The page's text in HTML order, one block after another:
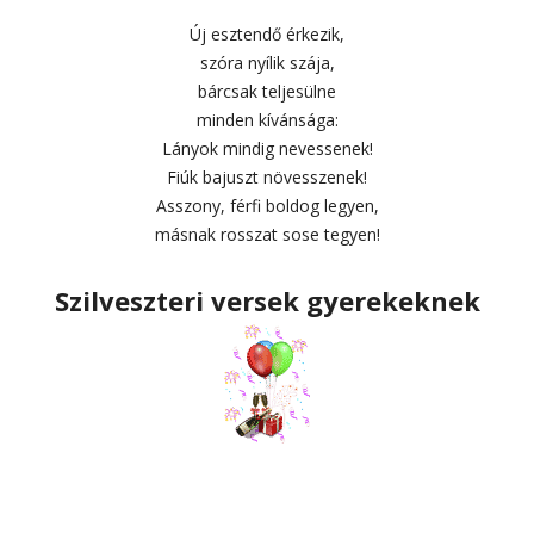
Új esztendő érkezik,
szóra nyílik szája,
bárcsak teljesülne
minden kívánsága:
Lányok mindig nevessenek!
Fiúk bajuszt növesszenek!
Asszony, férfi boldog legyen,
másnak rosszat sose tegyen!
Szilveszteri versek gyerekeknek